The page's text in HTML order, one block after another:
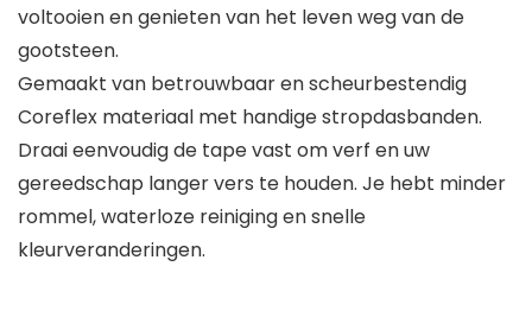
voltooien en genieten van het leven weg van de
gootsteen.
Gemaakt van betrouwbaar en scheurbestendig
Coreflex materiaal met handige stropdasbanden.
Draai eenvoudig de tape vast om verf en uw
gereedschap langer vers te houden. Je hebt minder
rommel, waterloze reiniging en snelle
kleurveranderingen.